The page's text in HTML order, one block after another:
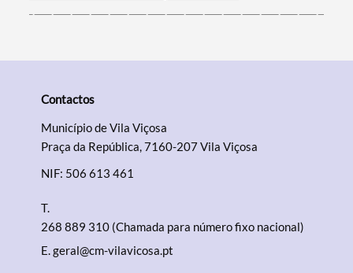
Contactos
Município de Vila Viçosa
Praça da República, 7160-207 Vila Viçosa
NIF: 506 613 461
T.
268 889 310 (Chamada para número fixo nacional)
E.geral@cm-vilavicosa.pt